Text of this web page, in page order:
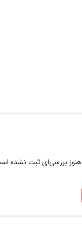
هنوز بررسی‌ای ثبت نشده